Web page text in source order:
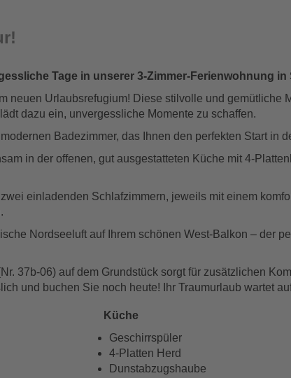
Tage in unserer 3-Zimmer-Ferienwohnung in
neuen Urlaubsrefugium! Diese stilvolle und gemütliche
dazu ein, unvergessliche Momente zu schaffen.
Badezimmer, das Ihnen den perfekten Start in
in der offenen, gut ausgestatteten Küche mit 4-
einladenden Schlafzimmern, jeweils mit einem
Nordseeluft auf Ihrem schönen West-Balkon – der
37b-06) auf dem Grundstück sorgt für zusätzlichen
und buchen Sie noch heute! Ihr Traumurlaub wartet
Küche
Geschirrspüler
4-Platten Herd
Dunstabzugshaube